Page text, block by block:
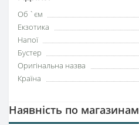
Об `єм
Екзотика
Напої
Бустер
Оригінальна назва
Країна
Наявність по магазинам